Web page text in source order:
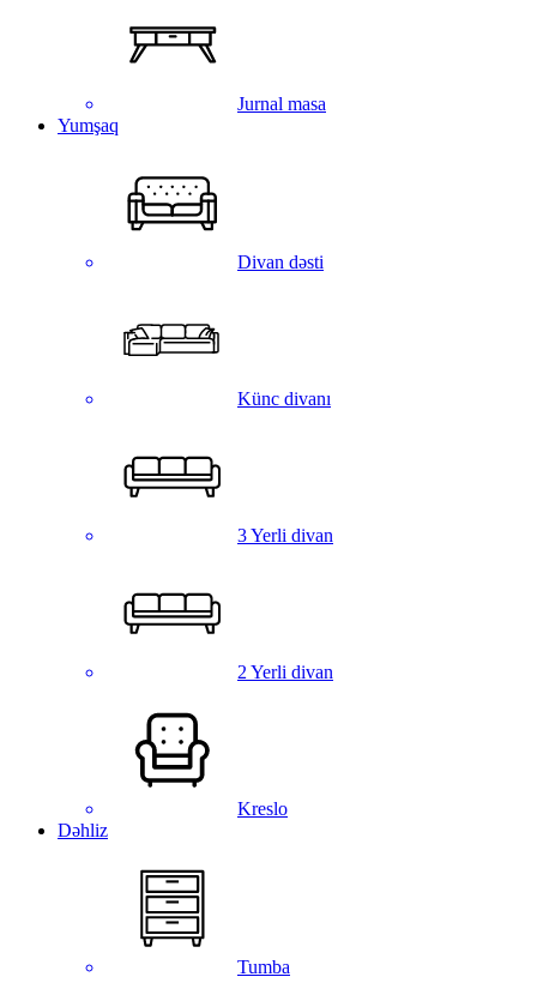
Jurnal masa
Yumşaq
Divan dəsti
Künc divanı
3 Yerli divan
2 Yerli divan
Kreslo
Dəhliz
Tumba